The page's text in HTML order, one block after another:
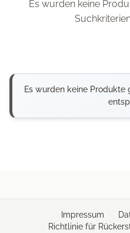
Es wurden keine
Es wurden keine Produkte
Impressum
Richtlinie für